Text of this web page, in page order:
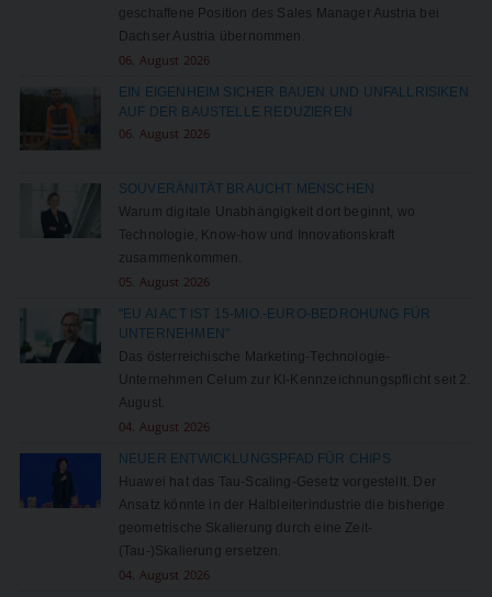
geschaffene Position des Sales Manager Austria bei
Dachser Austria übernommen.
06. August 2026
EIN EIGENHEIM SICHER BAUEN UND UNFALLRISIKEN
AUF DER BAUSTELLE REDUZIEREN
06. August 2026
SOUVERÄNITÄT BRAUCHT MENSCHEN
Warum digitale Unabhängigkeit dort beginnt, wo
Technologie, Know-how und Innovationskraft
zusammenkommen.
05. August 2026
"EU AI ACT IST 15-MIO.-EURO-BEDROHUNG FÜR
UNTERNEHMEN"
Das österreichische Marketing-Technologie-
Unternehmen Celum zur KI-Kennzeichnungspflicht seit 2.
August.
04. August 2026
NEUER ENTWICKLUNGSPFAD FÜR CHIPS
Huawei hat das Tau-Scaling-Gesetz vorgestellt. Der
Ansatz könnte in der Halbleiterindustrie die bisherige
geometrische Skalierung durch eine Zeit-
(Tau-)Skalierung ersetzen.
04. August 2026